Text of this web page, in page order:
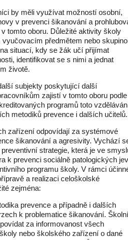
by měli využívat možností osobní,
v prevenci šikanování a
tomto oboru. Důležité aktivity školy
předmětem nebo
situací, kdy se žák učí přijímat
identifikovat se s nimi a jednat
životě.
subjekty poskytující další
zajistí v tomto oboru podle
programů toto
metodiků prevence i dalších učitelů.
zařízení odpovídají za systémové
šikanování a agresivity. Vychází
strategie, která je ve
k prevenci sociálně patologických
programu školy. V rámci
a realizaci celoškolské
zejména:
prevence a případně i dalších
k problematice šikanování. Školní
za informovanost všech
nebo školského zařízení o dané